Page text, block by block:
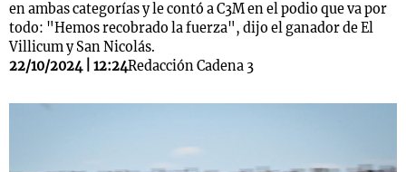
en ambas categorías y le contó a C3M en el podio que va por
todo: "Hemos recobrado la fuerza", dijo el ganador de El
Villicum y San Nicolás.
22/10/2024 | 12:24Redacción Cadena 3